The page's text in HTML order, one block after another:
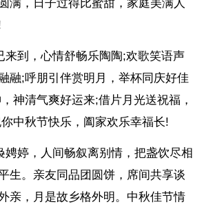
满，日子过得比蜜甜，家庭美满人
来到，心情舒畅乐陶陶;欢歌笑语声
融;呼朋引伴赏明月，举杯同庆好佳
神清气爽好运来;借片月光送祝福，
中秋节快乐，阖家欢乐幸福长!
娉婷，人间畅叙离别情，把盏饮尽相
生。亲友同品团圆饼，席间共享谈
亲，月是故乡格外明。中秋佳节情